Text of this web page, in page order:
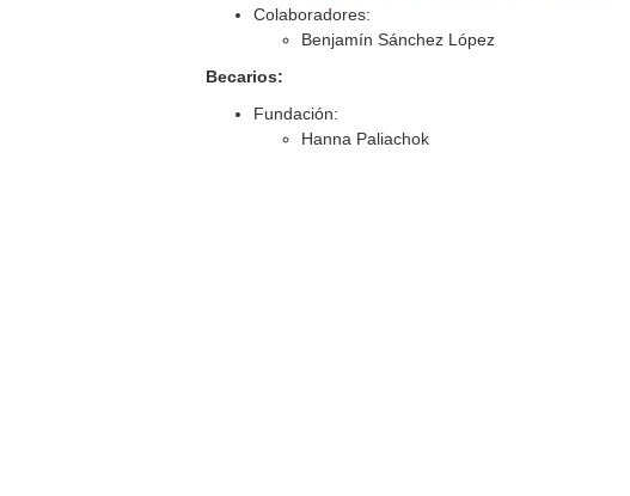
Colaboradores:
Benjamín Sánchez López
Becarios:
Fundación:
Hanna Paliachok